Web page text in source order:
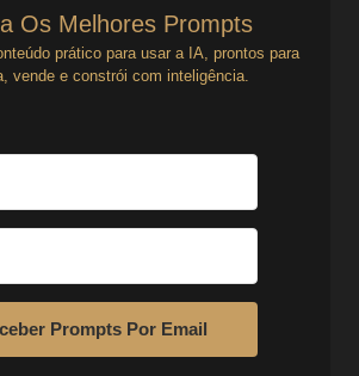
Os Melhores Prompts
prático para usar a IA, prontos para
vende e constrói com inteligência.
Prompts Por Email